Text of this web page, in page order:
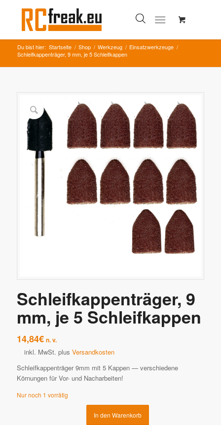
Du bist hier: Startseite / Shop / Werkzeug / Einsatzwerkzeuge /
Schleifkappenträger, 9 mm, je 5 Schleifkappen
Schleifkappenträger, 9
mm, je 5 Schleifkappen
14,84€ n. v.
inkl. MwSt. plus Versandkosten
Schleifkappenträger 9mm mit 5 Kappen — verschiedene
Körnungen für Vor- und Nacharbeiten!
Nur noch 1 vorrätig
In den Warenkorb